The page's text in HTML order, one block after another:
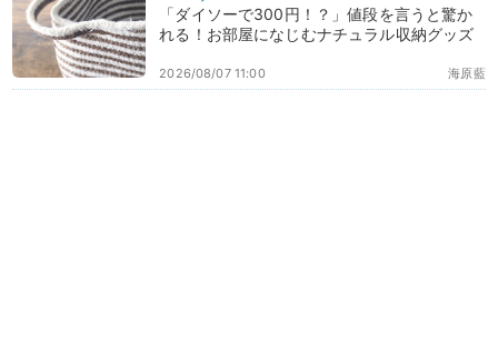
「ダイソーで300円！？」値段を言うと驚か
れる！お部屋になじむナチュラル収納グッズ
海原藍
2026/08/07 11:00